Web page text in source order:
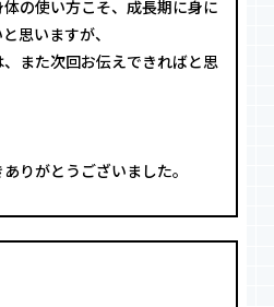
の使い方こそ、成長期に身に
思いますが、
また次回お伝えできればと思
りがとうございました。